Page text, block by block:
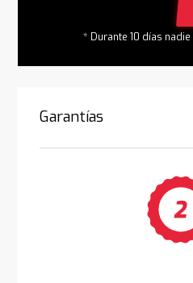
* Durante 10 días
Garantías